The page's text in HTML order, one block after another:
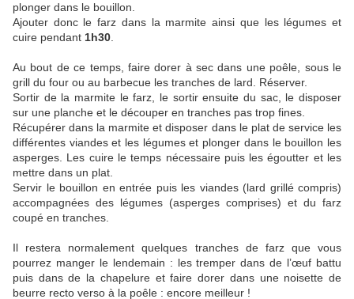
plonger dans le bouillon.
Ajouter donc le farz dans la marmite ainsi que les légumes et
cuire pendant 1h30
Au bout de ce temps, faire dorer à sec dans une poêle, sous le
grill du four ou au barbecue les tranches de lard. Réserver.
Sortir de la marmite le farz, le sortir ensuite du sac, le disposer
sur une planche et le découper en tranches pas trop fines.
Récupérer dans la marmite et disposer dans le plat de service les
différentes viandes et les légumes et plonger dans le bouillon les
asperges. Les cuire le temps nécessaire puis les égoutter et les
mettre dans un plat.
Servir le bouillon en entrée puis les viandes (lard grillé compris)
accompagnées des légumes (asperges comprises) et du farz
coupé en tranches.
Il restera normalement quelques tranches de farz que vous
pourrez manger le lendemain : les tremper dans de l’œuf battu
puis dans de la chapelure et faire dorer dans une noisette de
beurre recto verso à la poêle : encore meilleur !